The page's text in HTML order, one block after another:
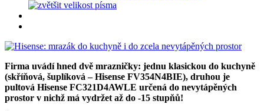
Firma uvádí hned dvě mrazničky: jednu klasickou do kuchyně
(skříňová, šuplíková – Hisense FV354N4BIE), druhou je
pultová Hisense FC321D4AWLE určená do nevytápěných
prostor v nichž má vydržet až do -15 stupňů!